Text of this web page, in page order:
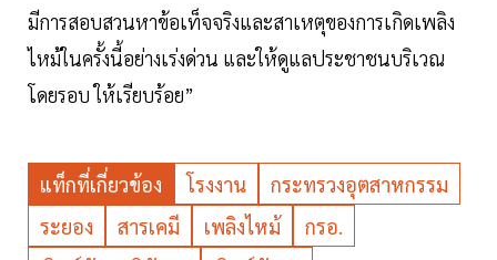
มีการสอบสวนหาข้อเท็จจริงและสาเหตุของการเกิดเพลิง
ไหม้ในครั้งนี้อย่างเร่งด่วน และให้ดูแลประชาชนบริเวณ
โดยรอบ ให้เรียบร้อย”
แท็กที่เกี่ยวข้อง โรงงาน
กระทรวงอุตสาหกรรม
ระยอง
สารเคมี เพลิงไหม้
กรอ.